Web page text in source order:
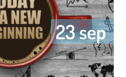
23 sep